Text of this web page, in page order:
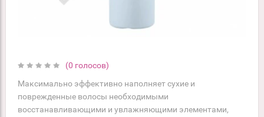
(0 голосов)
Максимально эффективно наполняет сухие и
поврежденные волосы необходимыми
восстанавливающими и увлажняющими элементами,